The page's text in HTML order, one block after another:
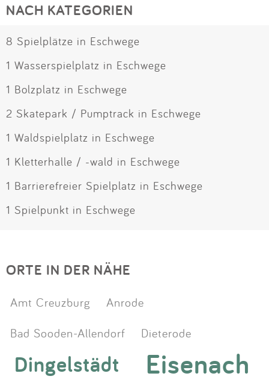
NACH KATEGORIEN
8 Spielplätze in Eschwege
1 Wasserspielplatz in Eschwege
1 Bolzplatz in Eschwege
2 Skatepark / Pumptrack in Eschwege
1 Waldspielplatz in Eschwege
1 Kletterhalle / -wald in Eschwege
1 Barrierefreier Spielplatz in Eschwege
1 Spielpunkt in Eschwege
ORTE IN DER NÄHE
Amt Creuzburg
Anrode
Bad Sooden-Allendorf
Dieterode
Dingelstädt Eisenach